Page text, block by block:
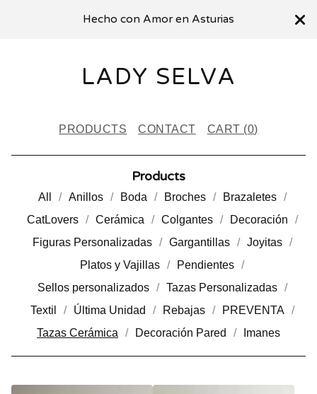
Hecho con Amor en Asturias
LADY SELVA
PRODUCTS CONTACT CART (0)
Products
All Anillos Boda Broches
Brazaletes
CatLovers
Cerámica Colgantes
Decoración
Figuras Personalizadas
Gargantillas
Joyitas
Platos y Vajillas
Pendientes
Sellos personalizados
Tazas Personalizadas
Textil
Última Unidad Rebajas
PREVENTA
Tazas Cerámica
Decoración Pared Imanes